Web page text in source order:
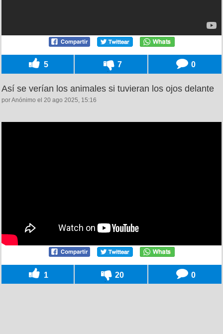
5 7 0
Así se verían los animales si tuvieran los ojos delante
por Anónimo el 20 ago 2025, 15:16
1 20 0